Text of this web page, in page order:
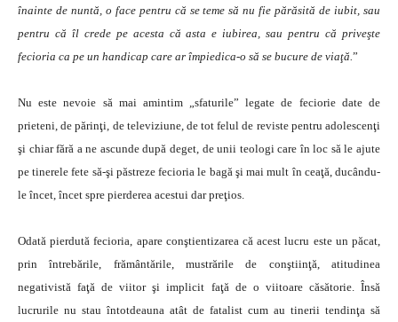
înainte de nuntă, o face pentru că se teme să nu fie părăsită de iubit, sau
pentru că îl crede pe acesta că asta e iubirea, sau pentru că priveşte
fecioria ca pe un handicap care ar împiedica-o să se bucure de viaţă.”
Nu este nevoie să mai amintim „sfaturile” legate de feciorie date de
prieteni, de părinţi, de televiziune, de tot felul de reviste pentru adolescenţi
şi chiar fără a ne ascunde după deget, de unii teologi care în loc să le ajute
pe tinerele fete să-şi păstreze fecioria le bagă şi mai mult în ceaţă, ducându-
le încet, încet spre pierderea acestui dar preţios.
Odată pierdută fecioria, apare conştientizarea că acest lucru este un păcat,
prin întrebările, frământările, mustrările de conştiinţă, atitudinea
negativistă faţă de viitor şi implicit faţă de o viitoare căsătorie. Însă
lucrurile nu stau întotdeauna atât de fatalist cum au tinerii tendinţa să